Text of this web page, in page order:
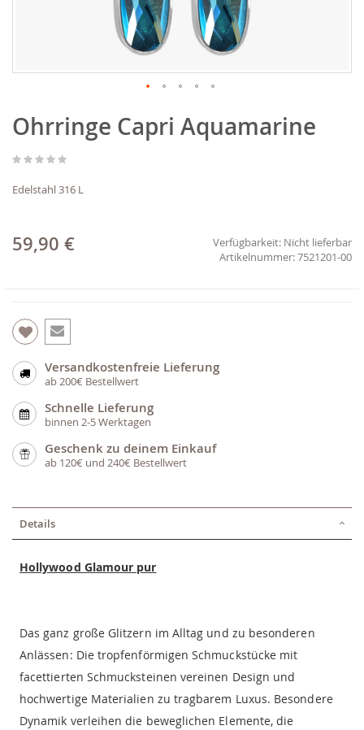
Anfang
der
springen
Ohrringe Capri Aquamarine
Edelstahl 316 L
59,90 € Verfügbarkeit: Nicht lieferbar
7521201-00
Versandkostenfreie Lieferung
ab 200€ Bestellwert
Schnelle Lieferung
binnen 2-5 Werktagen
Geschenk zu deinem Einkauf
ab 120€ und 240€ Bestellwert
Details
Hollywood Glamour pur
Das ganz große Glitzern im Alltag und zu besonderen
Anlässen: Die tropfenförmigen Schmuckstücke mit
facettierten Schmucksteinen vereinen Design und
hochwertige Materialien zu tragbarem Luxus. Besondere
Dynamik verleihen die beweglichen Elemente, die